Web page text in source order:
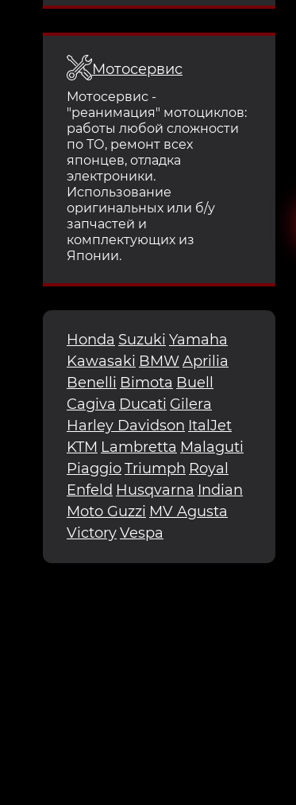
Мотосервис
Мотосервис -
"реанимация" мотоциклов:
работы любой сложности
по ТО, ремонт всех
японцев, отладка
электроники.
Использование
оригинальных или б/у
запчастей и
комплектующих из
Японии.
Honda Suzuki Yamaha
Kawasaki BMWAprilia
Benelli Bimota Buell
Cagiva Ducati Gilera
Harley Davidson ItalJet
KTM Lambretta Malaguti
PiaggioTriumph Royal
Enfeld Husqvarna Indian
Moto Guzzi MV Agusta
VictoryVespa